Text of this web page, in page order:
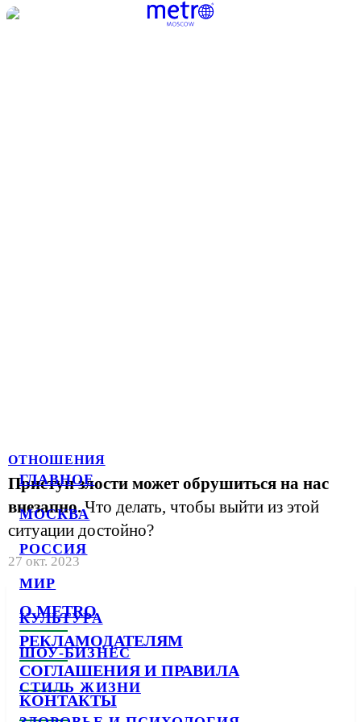
ГЛАВНОЕ
МОСКВА
РОССИЯ
МИР
КУЛЬТУРА
ШОУ-БИЗНЕС
СТИЛЬ ЖИЗНИ
ОТНОШЕНИЯ
Приступ злости может обрушиться на нас
внезапно.Что делать, чтобы выйти из этой
ситуации достойно?
27 окт. 2023
О METRO
РЕКЛАМОДАТЕЛЯМ
СОГЛАШЕНИЯ И ПРАВИЛА
КОНТАКТЫ